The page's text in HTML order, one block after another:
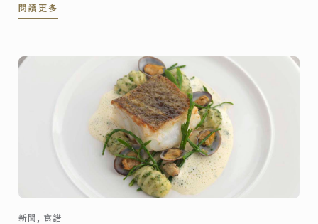
馥郁醇香，讓人意猶未盡 !
閱讀更多
新聞, 食譜